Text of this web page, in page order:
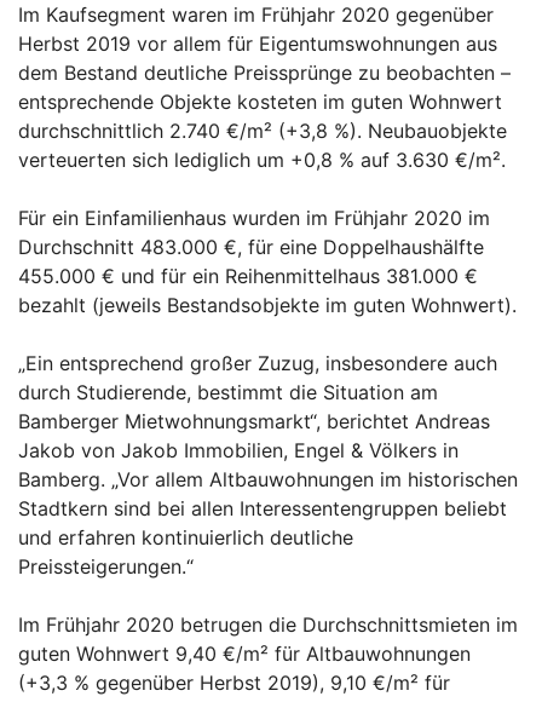
Im Kaufsegment waren im Frühjahr 2020 gegenüber
Herbst 2019 vor allem für Eigentumswohnungen aus
dem Bestand deutliche Preissprünge zu beobachten –
entsprechende Objekte kosteten im guten Wohnwert
durchschnittlich 2.740 €/m² (+3,8 %). Neubauobjekte
verteuerten sich lediglich um +0,8 % auf 3.630 €/m².
Für ein Einfamilienhaus wurden im Frühjahr 2020 im
Durchschnitt 483.000 €, für eine Doppelhaushälfte
455.000 € und für ein Reihenmittelhaus 381.000 €
bezahlt (jeweils Bestandsobjekte im guten Wohnwert).
„Ein entsprechend großer Zuzug, insbesondere auch
durch Studierende, bestimmt die Situation am
Bamberger Mietwohnungsmarkt“, berichtet Andreas
Jakob von Jakob Immobilien, Engel & Völkers in
Bamberg. „Vor allem Altbauwohnungen im historischen
Stadtkern sind bei allen Interessentengruppen beliebt
und erfahren kontinuierlich deutliche
Preissteigerungen.“
Im Frühjahr 2020 betrugen die Durchschnittsmieten im
guten Wohnwert 9,40 €/m² für Altbauwohnungen
(+3,3 % gegenüber Herbst 2019), 9,10 €/m² für